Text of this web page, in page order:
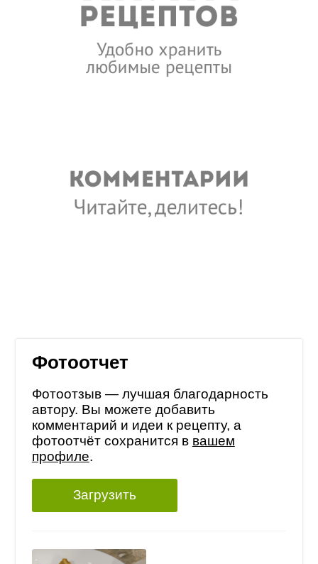
Фотоотчет
Фотоотзыв — лучшая благодарность
автору. Вы можете добавить
комментарий и идеи к рецепту, а
фотоотчёт сохранится в вашем
профиле.
Загрузить